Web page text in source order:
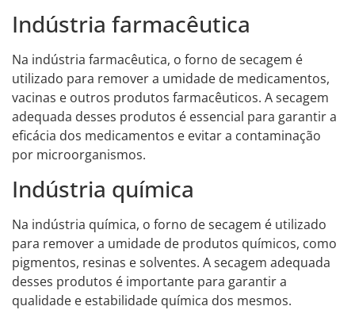
Indústria farmacêutica
Na indústria farmacêutica, o forno de secagem é
utilizado para remover a umidade de medicamentos,
vacinas e outros produtos farmacêuticos. A secagem
adequada desses produtos é essencial para garantir a
eficácia dos medicamentos e evitar a contaminação
por microorganismos.
Indústria química
Na indústria química, o forno de secagem é utilizado
para remover a umidade de produtos químicos, como
pigmentos, resinas e solventes. A secagem adequada
desses produtos é importante para garantir a
qualidade e estabilidade química dos mesmos.